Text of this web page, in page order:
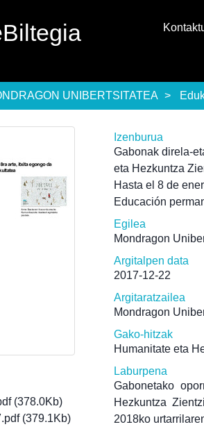
UNIBERTSITATEA
(378.0Kb)
(379.1Kb)
Izenburua
Gabonak direla-
eta Hezkuntza
Hasta el 8 de
Educación
Egilea
Mondragon
Argitalpen data
2017-12-22
Argitaratzailea
Mondragon
Gako-hitzak
Humanitate eta
Laburpena
Gabonetako
Hezkuntza
2018ko